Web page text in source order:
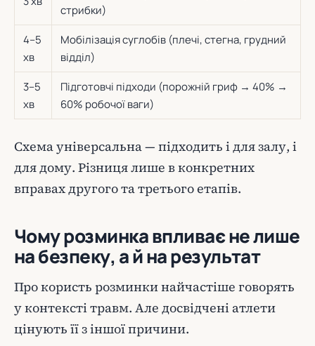
стрибки)
4–5
хв
Мобілізація суглобів (плечі, стегна, грудний
відділ)
3–5
хв
Підготовчі підходи (порожній гриф → 40% →
60% робочої ваги)
Схема універсальна — підходить і для залу, і
для дому. Різниця лише в конкретних
вправах другого та третього етапів.
Чому розминка впливає не лише
на безпеку, а й на результат
Про користь розминки найчастіше говорять
у контексті травм. Але досвідчені атлети
цінують її з іншої причини.